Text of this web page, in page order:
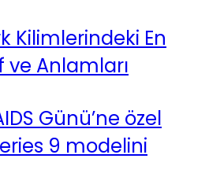
Kilimlerindeki En
ve Anlamları
Günü’ne özel
9 modelini